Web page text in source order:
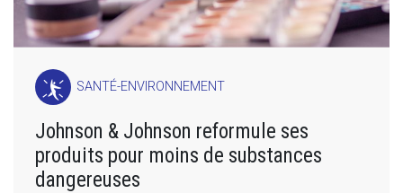
SANTÉ-ENVIRONNEMENT
Johnson & Johnson reformule ses
produits pour moins de substances
dangereuses